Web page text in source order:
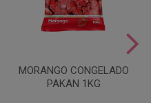
MORANGO CONGELADO
PAKAN 1KG